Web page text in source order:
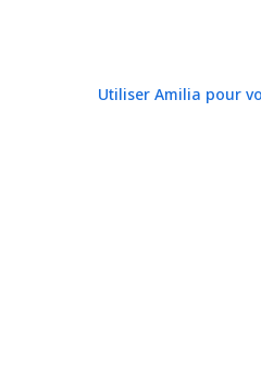
Utiliser Amilia pour